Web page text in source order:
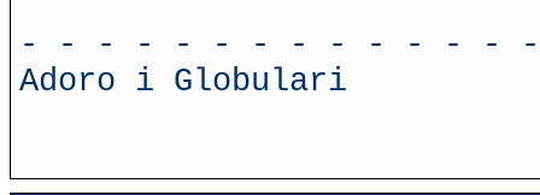
- - - - - - - - - - - - -
Adoro i Globulari